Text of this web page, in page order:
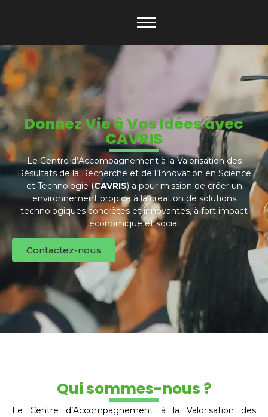
Donnez Vie à Vos Idées avec
CAVRIS
Le Centre d’Accompagnement à la Valorisation des
Résultats de la Recherche et de l’Innovation en Science
et Technologie (CAVRIS) a pour mission de créer un
environnement propice à la création de solutions
technologiques concrètes et innovantes, à fort impact
économique et social
Contactez-nous
Qui sommes-nous ?
Le Centre d’Accompagnement à la Valorisation des